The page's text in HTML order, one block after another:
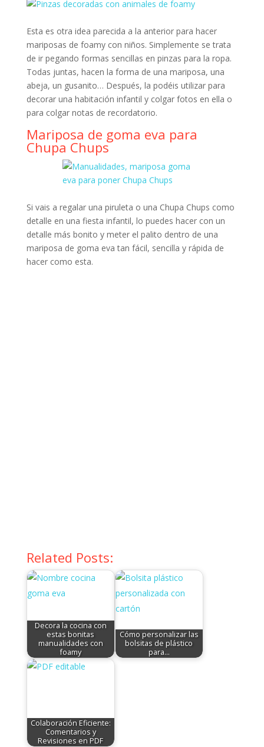
Esta es otra idea parecida a la anterior para hacer
mariposas de foamy con niños. Simplemente se trata
de ir pegando formas sencillas en pinzas para la ropa.
Todas juntas, hacen la forma de una mariposa, una
abeja, un gusanito… Después, la podéis utilizar para
decorar una habitación infantil y colgar fotos en ella o
para colgar notas de recordatorio.
Mariposa de goma eva para
Chupa Chups
Si vais a regalar una piruleta o una Chupa Chups como
detalle en una fiesta infantil, lo puedes hacer con un
detalle más bonito y meter el palito dentro de una
mariposa de goma eva tan fácil, sencilla y rápida de
hacer como esta.
Related Posts:
Decora la cocina con
estas bonitas
manualidades con
foamy
Cómo personalizar las
bolsitas de plástico
para…
Colaboración Eficiente:
Comentarios y
Revisiones en PDF